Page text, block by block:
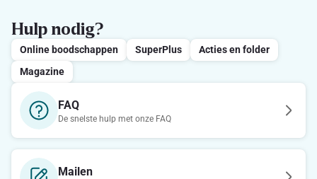
Hulp nodig?
Online boodschappen SuperPlus
Acties en folder
Magazine
FAQ
De snelste hulp met onze FAQ
Mailen